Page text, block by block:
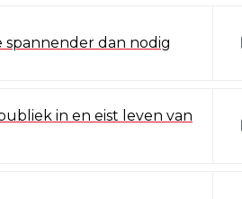
spannender dan nodig
in en eist leven van